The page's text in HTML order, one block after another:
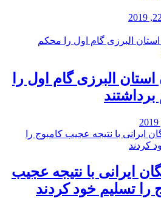
استان البرزی گام اول را
ایرانی با نتیجه عجیب
را تسلیم خود کردند